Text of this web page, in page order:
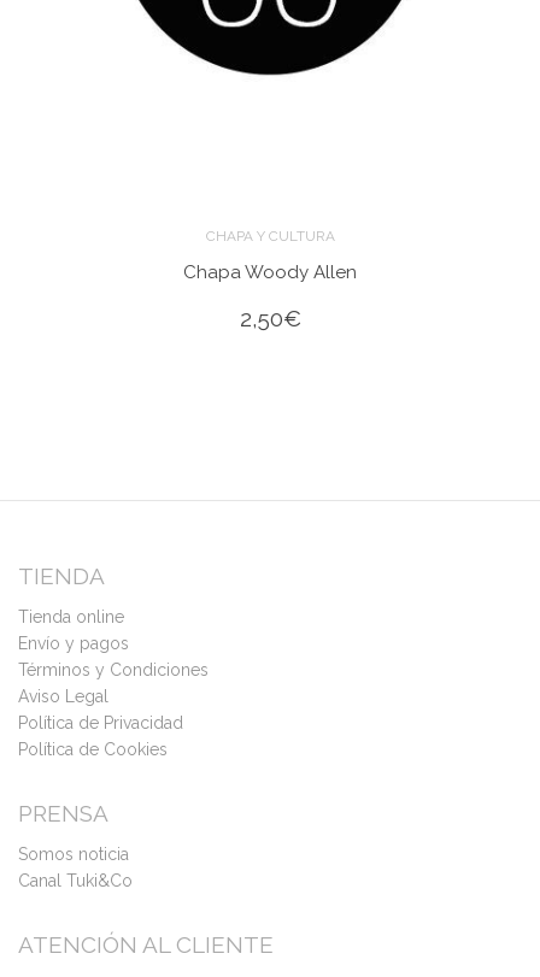
CHAPA Y CULTURA
Chapa Woody Allen
2,50€
TIENDA
Tienda online
Envío y pagos
Términos y Condiciones
Aviso Legal
Política de Privacidad
Política de Cookies
PRENSA
Somos noticia
Canal Tuki&Co
ATENCIÓN AL CLIENTE